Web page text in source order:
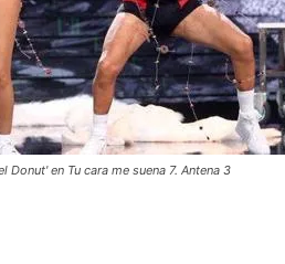
en Tu cara me suena 7. Antena 3